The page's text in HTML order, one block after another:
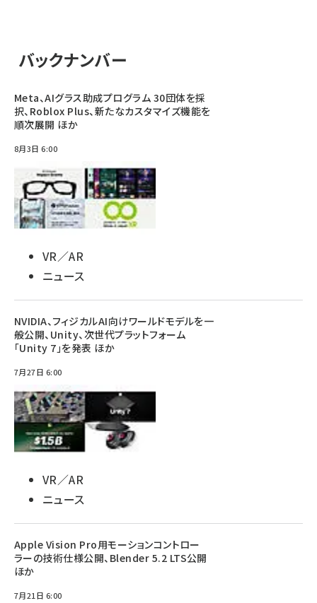
バックナンバー
Meta、AIグラス助成プログラム 30団体を採
択、Roblox Plus、新たなカスタマイズ機能を
順次展開 ほか
8月3日 6:00
VR／AR
ニュース
NVIDIA、フィジカルAI向けワールドモデルを一
般公開、Unity、次世代プラットフォーム
「Unity 7」を発表 ほか
7月27日 6:00
VR／AR
ニュース
Apple Vision Pro用モーションコントロー
ラーの技術仕様公開、Blender 5.2 LTS公開
ほか
7月21日 6:00